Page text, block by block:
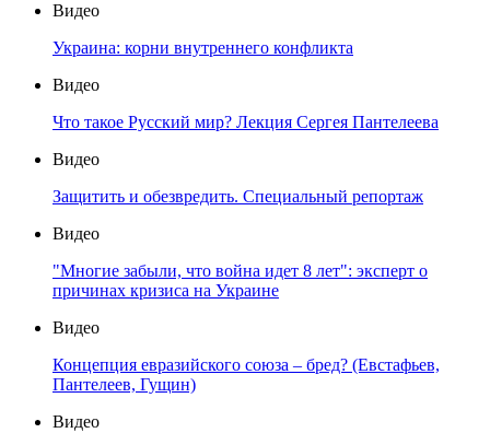
Видео
Украина: корни внутреннего конфликта
Видео
Что такое Русский мир? Лекция Сергея Пантелеева
Видео
Защитить и обезвредить. Специальный репортаж
Видео
"Многие забыли, что война идет 8 лет": эксперт о
причинах кризиса на Украине
Видео
Концепция евразийского союза – бред? (Евстафьев,
Пантелеев, Гущин)
Видео